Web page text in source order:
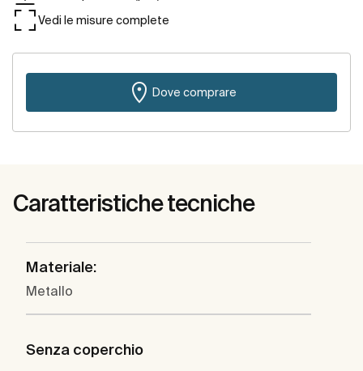
Vedi le misure complete
Dove comprare
Caratteristiche tecniche
Materiale:
Metallo
Senza coperchio